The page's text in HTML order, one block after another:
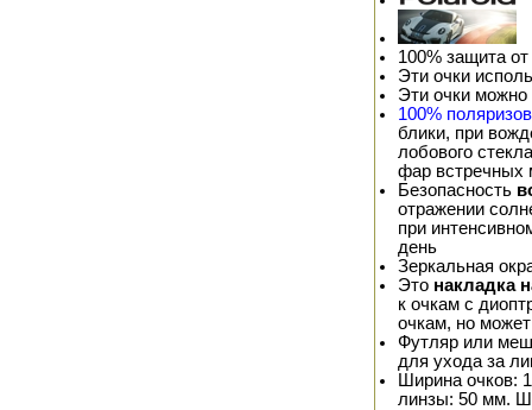
100% защита
Эти очки
Эти очки
100%
блики, при
лобового
фар встречных
Безопасность
отражении
при
день
Зеркальная
Это накладка
к очкам с
очкам, но
Футляр или
для ухода за
Ширина очков:
линзы: 50 мм.